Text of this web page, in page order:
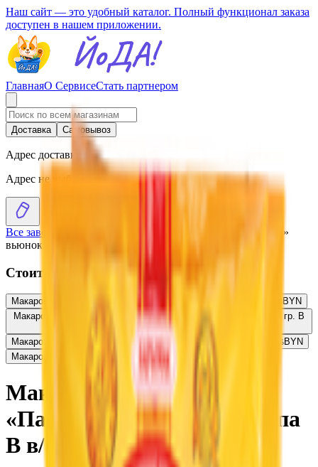
Наш сайт — это удобный каталог. Полный функционал заказа
доступен в нашем приложении.
ГлавнаяО СервисеСтать партнером
Доставка Самовывоз
Адрес доставки
Адрес не выбран
Все заведения
Макаронные изделия «Пастораль»
вьюнок группа В в/с
Стоит присмотреться
Макаронные изделия «Пастораль» перья особые гр.В в/с
BYN
Макаронные изделия «Пастораль» лапша широкая волнистая гр. В
в/с1.65BYNBYN
Макаронные изделия «Пастораль» группа В пружинки в/с
BYNBYN
Макаронные изделия «Пастораль» рожки гр.В в/с
Макаронные изделия
«Пастораль» вьюнок группа
В в/с